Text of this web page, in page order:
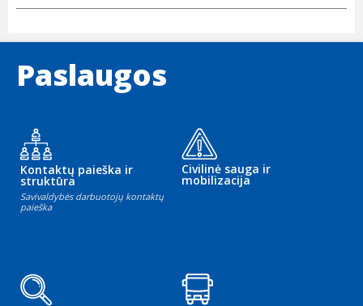
Paslaugos
Kontaktų paieška ir
struktūra
Savivaldybės darbuotojų kontaktų
paieška
Civilinė sauga ir
mobilizacija